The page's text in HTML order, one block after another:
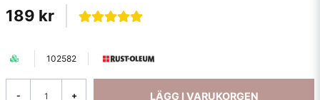
189 kr
102582
- + LÄGG I VARUKORGEN